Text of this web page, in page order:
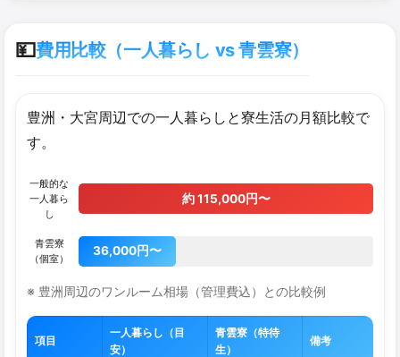
💴費用比較（一人暮らし vs 青雲寮）
豊洲・大宮周辺での一人暮らしと寮生活の月額比較で
す。
一般的な
一人暮ら
し
約 115,000円〜
青雲寮
（個室）
36,000円〜
※ 豊洲周辺のワンルーム相場（管理費込）との比較例
項目
一人暮らし（目
安）
青雲寮（特待
生）
備考